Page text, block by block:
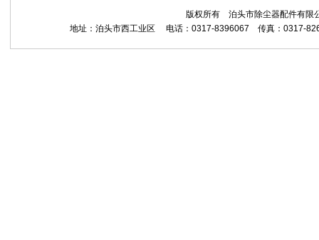
版权所有 泊头市除尘器配件有
地址：泊头市西工业区 电话：0317-8396067 传真：0317-